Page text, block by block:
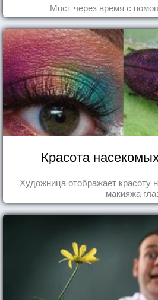
Мост через время с
Красота
Художница отображает
макияжа